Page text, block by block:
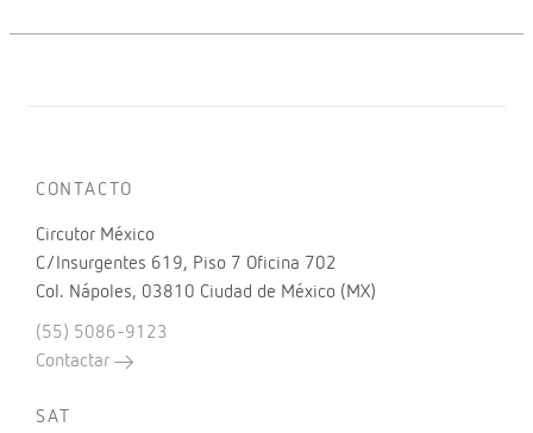
CONTACTO
Circutor México
C/Insurgentes 619, Piso 7 Oficina 702
Col. Nápoles, 03810 Ciudad de México (MX)
(55) 5086-9123
Contactar
SAT